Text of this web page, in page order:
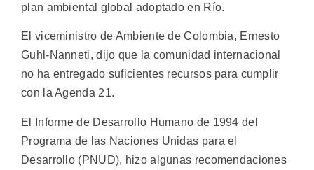
plan ambiental global adoptado en Río.
El viceministro de Ambiente de Colombia, Ernesto
Guhl-Nanneti, dijo que la comunidad internacional
no ha entregado suficientes recursos para cumplir
con la Agenda 21.
El Informe de Desarrollo Humano de 1994 del
Programa de las Naciones Unidas para el
Desarrollo (PNUD), hizo algunas recomendaciones